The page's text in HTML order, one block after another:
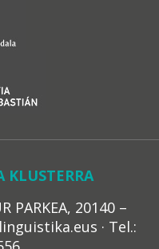
KLUSTERRA
PARKEA, 20140 –
· Tel.: